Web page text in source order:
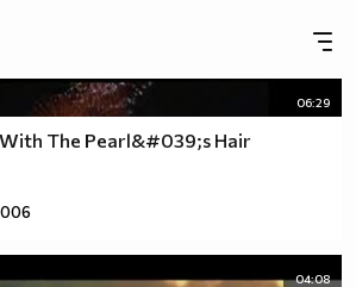
06:29
The Pearl&#039;s Hair
04:08